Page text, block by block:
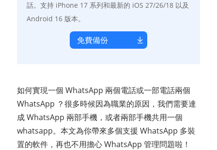
話。支持 iPhone 17 系列和最新的 iOS 27/26/18 以及
Android 16 版本。
免費備份
如何實現一個 WhatsApp 兩個電話或一部電話兩個
WhatsApp ？很多時候因為職業的原因，我們需要達
成 WhatsApp 兩部手機，或者兩部手機共用一個
whatsapp。本文為你帶來多個支援 WhatsApp 多裝
置的軟件，再也不用擔心 WhatsApp 管理問題啦！